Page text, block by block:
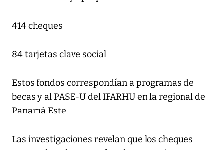
414 cheques
84 tarjetas clave social
Estos fondos correspondían a programas de
becas y al PASE-U del IFARHU en la regional de
Panamá Este.
Las investigaciones revelan que los cheques